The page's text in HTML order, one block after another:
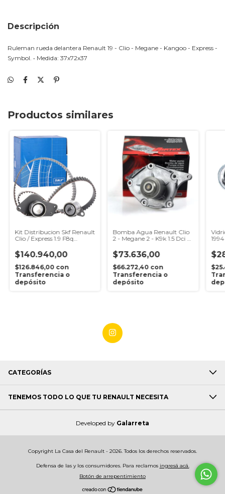
Descripción
Ruleman rueda delantera Renault 19 - Clio - Megane - Kangoo - Express -
Symbol. • Medida: 37x72x37
Productos similares
Kit Distribucion Skf Renault
Clio / Express 1.9 F8q
$140.940,00
$126.846,00 con
Transferencia o
depósito
Bomba Agua Renault Clio
2 - Megane 2 - K9k 1.5 Dci -
$73.636,00
$66.272,40 con
Transferencia o
depósito
CATEGORÍAS
TENEMOS TODO LO QUE TU RENAULT NECESITA
Developed by Galarreta
Copyright La Casa del Renault - 2026. Todos los derechos reservados.
Defensa de las y los consumidores. Para reclamos ingresá acá.
Botón de arrepentimiento